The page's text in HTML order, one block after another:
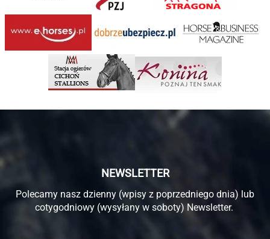
NEWSLETTER
Polecamy nasz dzienny (wpisy z poprzedniego dnia) lub
cotygodniowy (wysyłany w soboty) Newsletter.